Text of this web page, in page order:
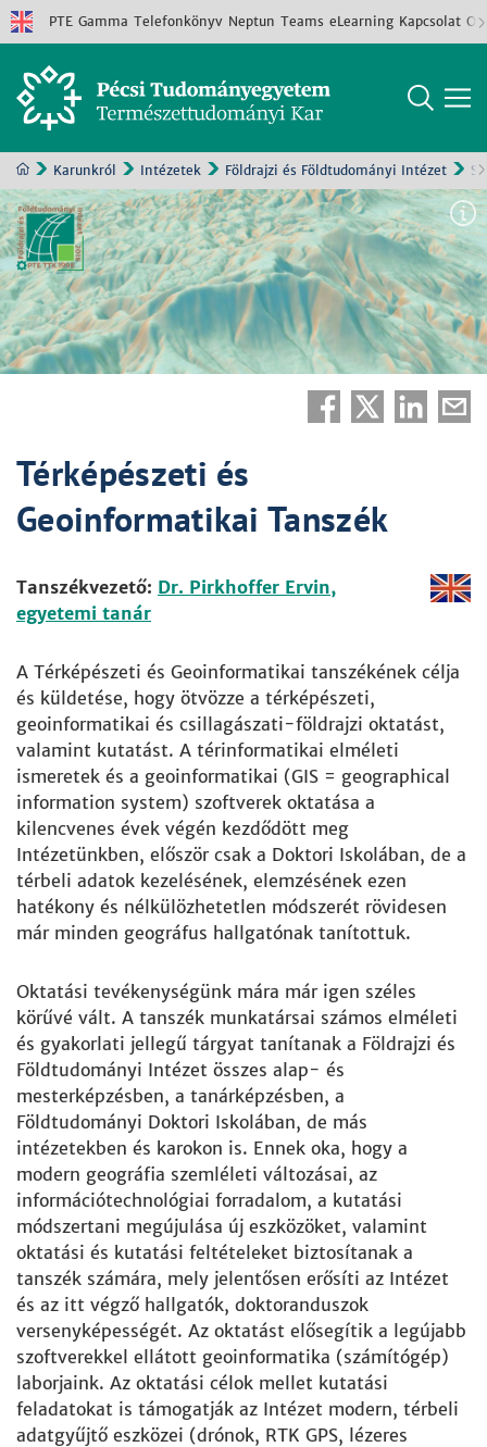
PTE Gamma Telefonkönyv Neptun Teams eLearning Kapcsolat
Karunkról Intézetek Földrajzi és Földtudományi Intézet
Térképészeti és
Geoinformatikai Tanszék
Tanszékvezető: Dr. Pirkhoffer Ervin,
egyetemi tanár
A Térképészeti és Geoinformatikai tanszékének célja
és küldetése, hogy ötvözze a térképészeti,
geoinformatikai és csillagászati-földrajzi oktatást,
valamint kutatást. A térinformatikai elméleti
ismeretek és a geoinformatikai (GIS = geographical
information system) szoftverek oktatása a
kilencvenes évek végén kezdődött meg
Intézetünkben, először csak a Doktori Iskolában, de a
térbeli adatok kezelésének, elemzésének ezen
hatékony és nélkülözhetetlen módszerét rövidesen
már minden geográfus hallgatónak tanítottuk.
Oktatási tevékenységünk mára már igen széles
körűvé vált. A tanszék munkatársai számos elméleti
és gyakorlati jellegű tárgyat tanítanak a Földrajzi és
Földtudományi Intézet összes alap- és
mesterképzésben, a tanárképzésben, a
Földtudományi Doktori Iskolában, de más
intézetekben és karokon is. Ennek oka, hogy a
modern geográfia szemléleti változásai, az
információtechnológiai forradalom, a kutatási
módszertani megújulása új eszközöket, valamint
oktatási és kutatási feltételeket biztosítanak a
tanszék számára, mely jelentősen erősíti az Intézet
és az itt végző hallgatók, doktoranduszok
versenyképességét. Az oktatást elősegítik a legújabb
szoftverekkel ellátott geoinformatika (számítógép)
laborjaink. Az oktatási célok mellet kutatási
feladatokat is támogatják az Intézet modern, térbeli
adatgyűjtő eszközei (drónok, RTK GPS, lézeres